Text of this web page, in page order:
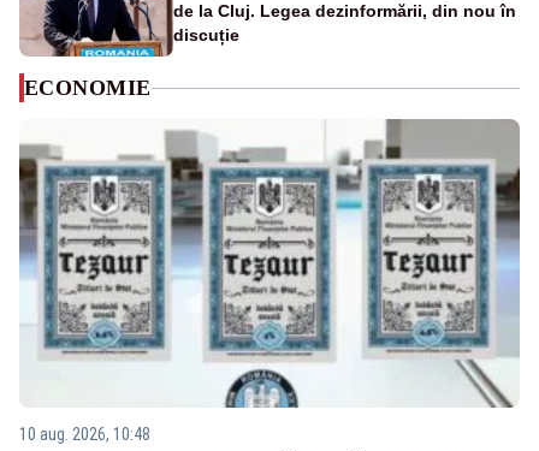
de la Cluj. Legea dezinformării, din nou în
discuție
ECONOMIE
10 aug. 2026, 10:48